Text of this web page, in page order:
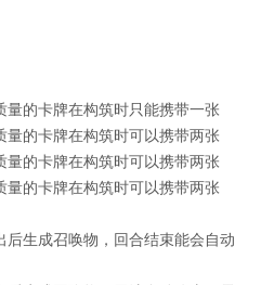
量的卡牌在构筑时只能携带一张
量的卡牌在构筑时可以携带两张
量的卡牌在构筑时可以携带两张
量的卡牌在构筑时可以携带两张
后生成召唤物，回合结束能会自动